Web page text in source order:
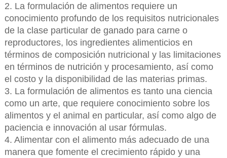
2. La formulación de alimentos requiere un
conocimiento profundo de los requisitos nutricionales
de la clase particular de ganado para carne o
reproductores, los ingredientes alimenticios en
términos de composición nutricional y las limitaciones
en términos de nutrición y procesamiento, así como
el costo y la disponibilidad de las materias primas.
3. La formulación de alimentos es tanto una ciencia
como un arte, que requiere conocimiento sobre los
alimentos y el animal en particular, así como algo de
paciencia e innovación al usar fórmulas.
4. Alimentar con el alimento más adecuado de una
manera que fomente el crecimiento rápido y una